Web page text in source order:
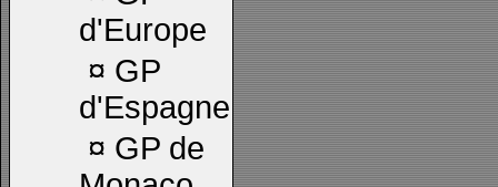
d'Europe
¤ GP
d'Espagne
¤ GP de